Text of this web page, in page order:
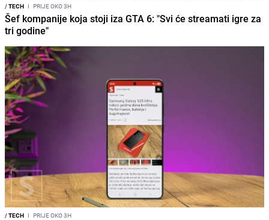
/TECH I PRIJE OKO 3H
Šef kompanije koja stoji iza GTA 6: "Svi će streamati igre za
tri godine"
/TECH I PRIJE OKO 3H